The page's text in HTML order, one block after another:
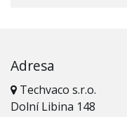
Adresa
Techvaco s.r.o.
Dolní Libina 148